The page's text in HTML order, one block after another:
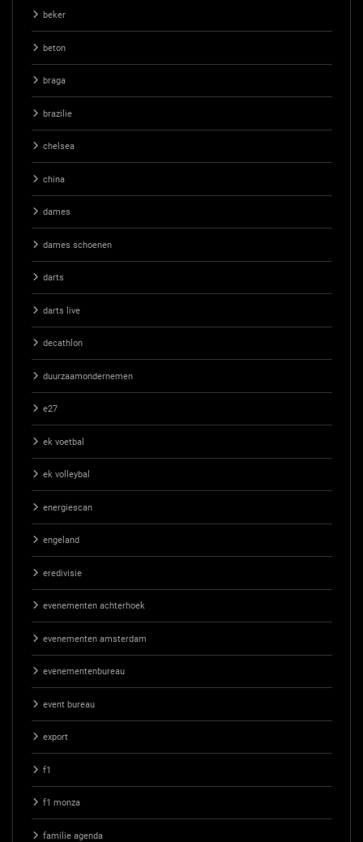
beker
beton
braga
brazilie
chelsea
china
dames
dames schoenen
darts
darts live
decathlon
duurzaamondernemen
e27
ek voetbal
ek volleybal
energiescan
engeland
eredivisie
evenementen achterhoek
evenementen amsterdam
evenementenbureau
event bureau
export
f1
f1 monza
familie agenda